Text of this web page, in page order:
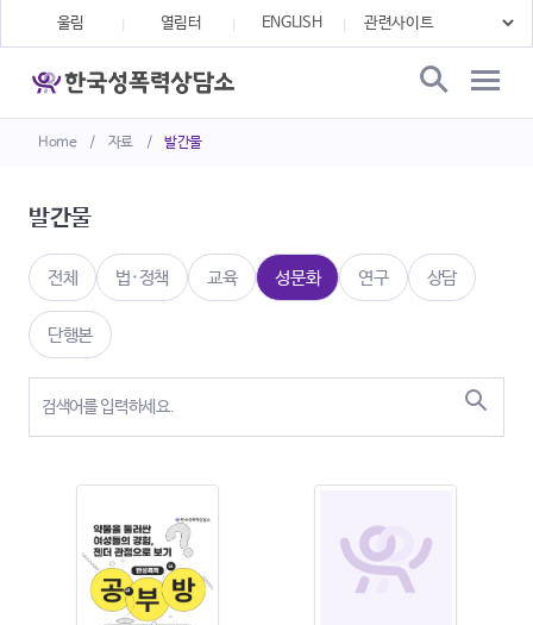
Home / 자료 / 발간물
울림 열림터 ENGLISH
발간물
전체 법·정책 교육 성문화 연구 상담
단행본